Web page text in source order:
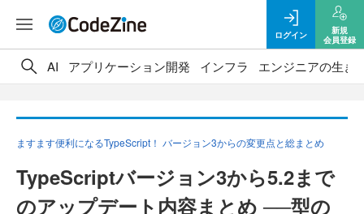
ログイン
新規
会員登録
AI アプリケーション開発 インフラ エンジニアの生き
ますます便利になるTypeScript！ バージョン3からの変更点と総まとめ
TypeScriptバージョン3から5.2まで
のアップデート内容まとめ ──型の